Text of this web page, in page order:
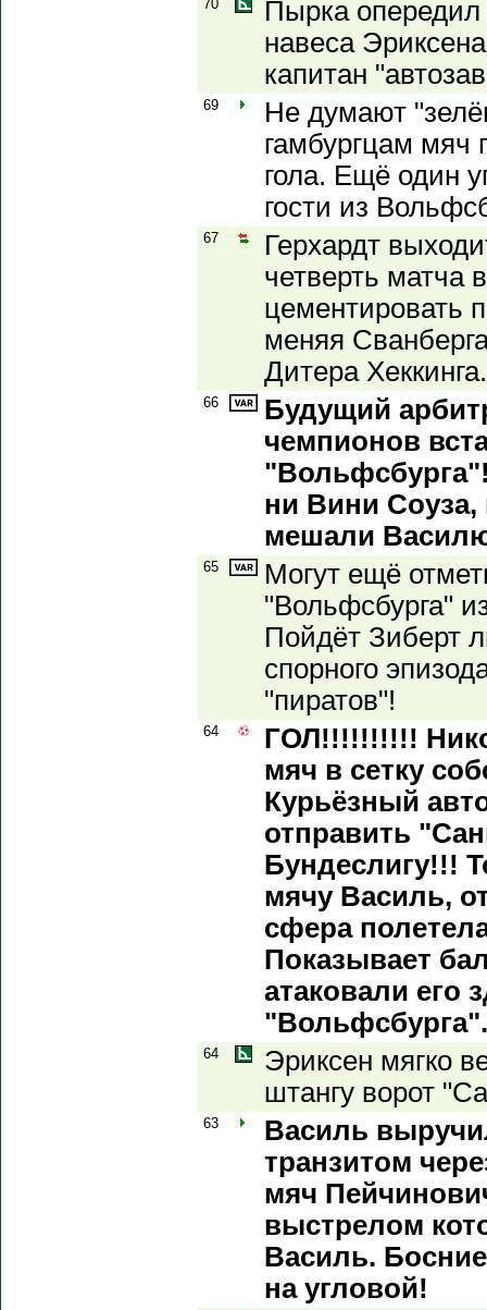
70
Пырка опередил
навеса
капитан
69
Не думают
гамбургцам мяч
гола. Ещё один
гости из
67
Герхардт
четверть матча
цементировать
меняя
Дитера Хеккинга.
66
Будущий
чемпионов
ни Вини Соуза,
мешали
65
Могут ещё
"Вольфсбурга"
Пойдёт Зиберт
спорного
"пиратов"!
64
ГОЛ!!!!!!!!!!
мяч в сетку
Курьёзный
отправить
Бундеслигу!!!
мячу Василь,
сфера
Показывает
атаковали его
"Вольфсбурга".
64
Эриксен мягко
штангу ворот
63
Василь
транзитом
мяч
выстрелом
Василь.
на угловой!